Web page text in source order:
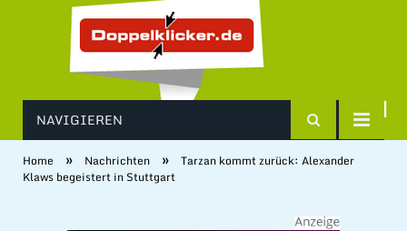
NAVIGIEREN
Home » Nachrichten »
Tarzan kommt zurück: Alexander
Klaws begeistert in Stuttgart